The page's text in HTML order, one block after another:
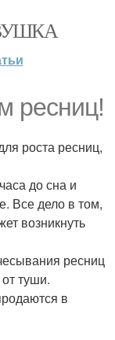
ресниц!
роста ресниц,
до сна и
Все дело в том,
возникнуть
ресниц
туши.
в